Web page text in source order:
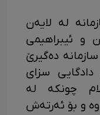
له‌ لایه‌ن
و ئیبراهیمی
ده‌گیرێ
سزای
چونکه‌ له‌
و بۆ ئه‌رته‌ش